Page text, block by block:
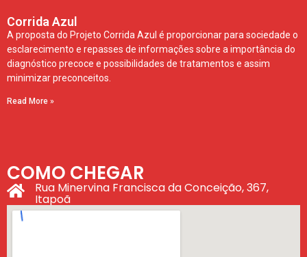
Corrida Azul
A proposta do Projeto Corrida Azul é proporcionar para sociedade o
esclarecimento e repasses de informações sobre a importância do
diagnóstico precoce e possibilidades de tratamentos e assim
minimizar preconceitos.
Read More »
COMO CHEGAR
Rua Minervina Francisca da Conceição, 367,
Itapoã